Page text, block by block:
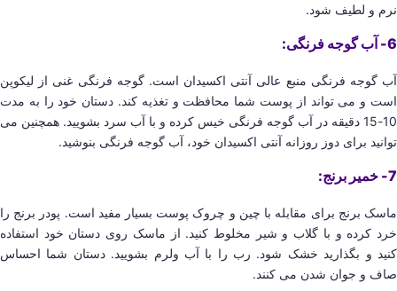
نرم و لطیف شود.
6- آب گوجه فرنگی:
آب گوجه فرنگی منبع عالی آنتی اکسیدان است. گوجه فرنگی غنی از لیکوپن
است و می تواند از پوست شما محافظت و تغذیه کند. دستان خود را به مدت
10-15 دقیقه در آب گوجه فرنگی خیس کرده و با آب سرد بشویید. همچنین می
توانید برای دوز روزانه آنتی اکسیدان خود، آب گوجه فرنگی بنوشید.
7- خمیر برنج:
ماسک برنج برای مقابله با چین و چروک پوست بسیار مفید است. پودر برنج را
خرد کرده و با گلاب و شیر مخلوط کنید. از ماسک روی دستان خود استفاده
کنید و بگذارید خشک شود. رب را با آب ولرم بشویید. دستان شما احساس
صاف و جوان شدن می کنند.